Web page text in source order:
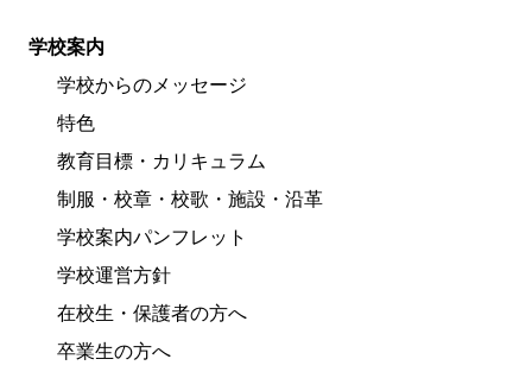
学校案内
学校からのメッセージ
特色
教育目標・カリキュラム
制服・校章・校歌・施設・沿革
学校案内パンフレット
学校運営方針
在校生・保護者の方へ
卒業生の方へ